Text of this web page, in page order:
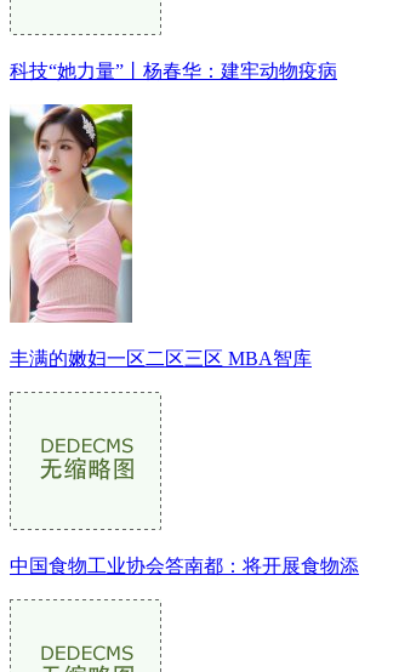
科技“她力量”丨杨春华：建牢动物疫病
丰满的嫩妇一区二区三区 MBA智库
中国食物工业协会答南都：将开展食物添